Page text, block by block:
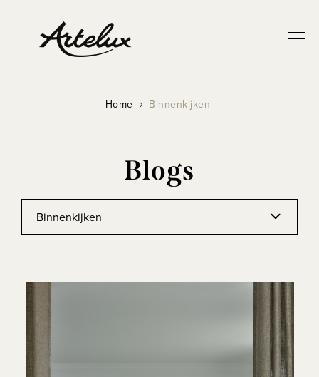
Home Binnenkijken
Blogs